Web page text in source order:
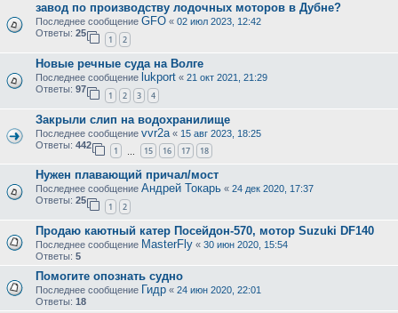
завод по производству лодочных моторов в Дубне?
Последнее сообщение GFO « 02 июл 2023, 12:42
Ответы: 25
1 2
Новые речные суда на Волге
Последнее сообщение lukport « 21 окт 2021, 21:29
Ответы: 97
1 2 3 4
Закрыли слип на водохранилище
Последнее сообщение vvr2a « 15 авг 2023, 18:25
Ответы: 442
1 15 16 17 18
Нужен плавающий причал/мост
Последнее сообщение Андрей Токарь « 24 дек 2020, 17:37
Ответы: 25
1 2
Продаю каютный катер Посейдон-570, мотор Suzuki DF140
Последнее сообщение MasterFly « 30 июн 2020, 15:54
Ответы: 5
Помогите опознать судно
Последнее сообщение Гидр « 24 июн 2020, 22:01
Ответы: 18